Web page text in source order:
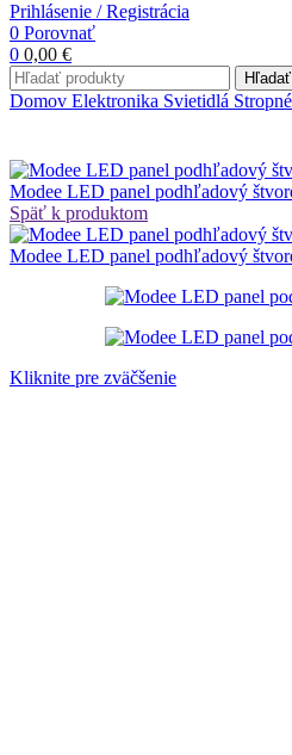
Prihlásenie / Registrácia
0 Porovnať
0 0,00 €
Hľadať
Domov Elektronika Svietidlá Stropné
Modee LED panel podhľadový
Späť k produktom
Modee LED panel podhľadový
Kliknite pre zväčšenie